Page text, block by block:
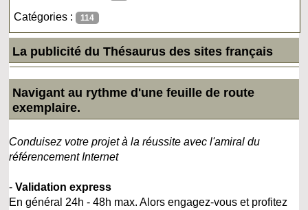
Catégories : 114
La publicité du Thésaurus des sites français
Navigant au rythme d'une feuille de route
exemplaire.
Conduisez votre projet à la réussite avec l'amiral du
référencement Internet
-Validation express
En général 24h - 48h max. Alors engagez-vous et profitez